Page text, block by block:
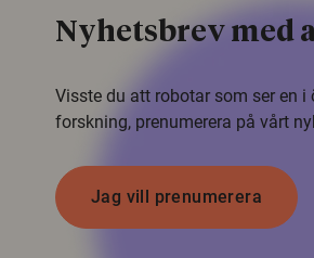
Nyhetsbrev med
Visste du att robotar som ser en
forskning, prenumerera på vårt
Jag vill prenumerera